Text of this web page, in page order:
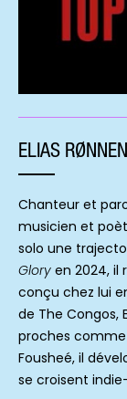
ELIAS
Chanteur et
musicien et
solo une
Glory en 2024, il
conçu chez lui
de The Congos,
proches comme
Fousheé, il
se croisent